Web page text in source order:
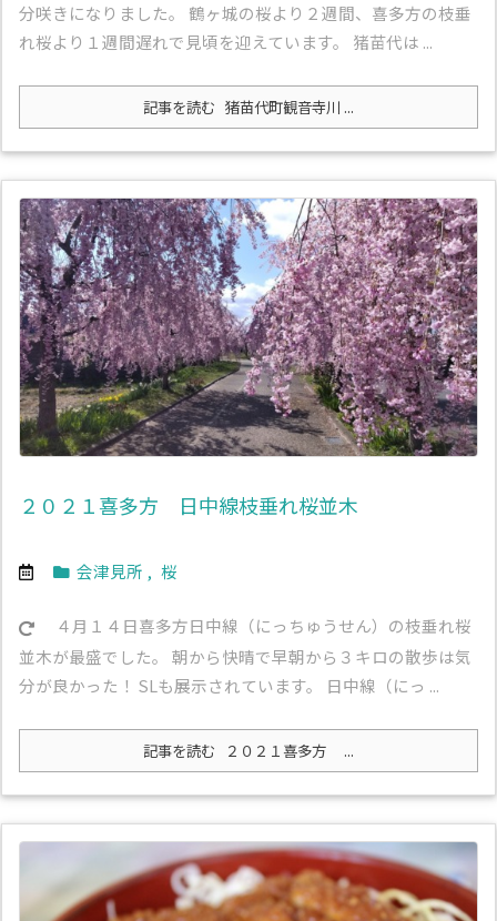
分咲きになりました。 鶴ヶ城の桜より２週間、喜多方の枝垂
れ桜より１週間遅れで見頃を迎えています。 猪苗代は ...
記事を読む 猪苗代町観音寺川 ...
２０２１喜多方 日中線枝垂れ桜並木
会津見所 , 桜
４月１４日喜多方日中線（にっちゅうせん）の枝垂れ桜
並木が最盛でした。 朝から快晴で早朝から３キロの散歩は気
分が良かった！ SLも展示されています。 日中線（にっ ...
記事を読む ２０２１喜多方 ...